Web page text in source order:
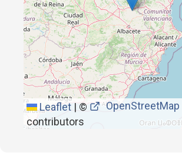
Leaflet | ©
OpenStreetMap
contributors